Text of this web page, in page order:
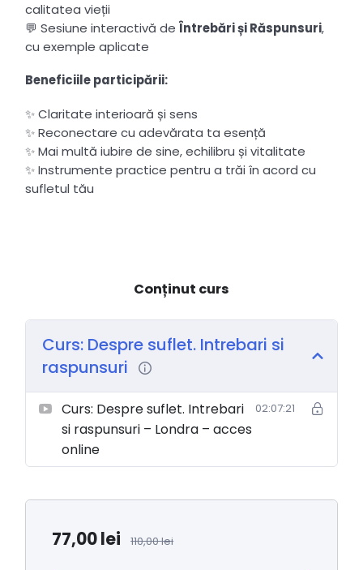
calitatea vieții
💬 Sesiune interactivă deÎntrebări și Răspunsuri,
cu exemple aplicate
Beneficiile participării:
✨ Claritate interioară și sens
✨ Reconectare cu adevărata ta esență
✨ Mai multă iubire de sine, echilibru și vitalitate
✨ Instrumente practice pentru a trăi în acord cu
sufletul tău
Conținut curs
Curs: Despre suflet. Intrebari si
raspunsuri
Curs: Despre suflet. Intrebari
si raspunsuri – Londra – acces
online
02:07:21
77,00lei 110,00lei